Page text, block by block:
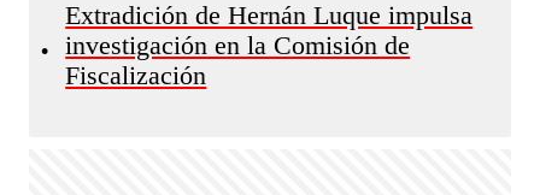
•
Extradición de Hernán Luque impulsa
investigación en la Comisión de
Fiscalización